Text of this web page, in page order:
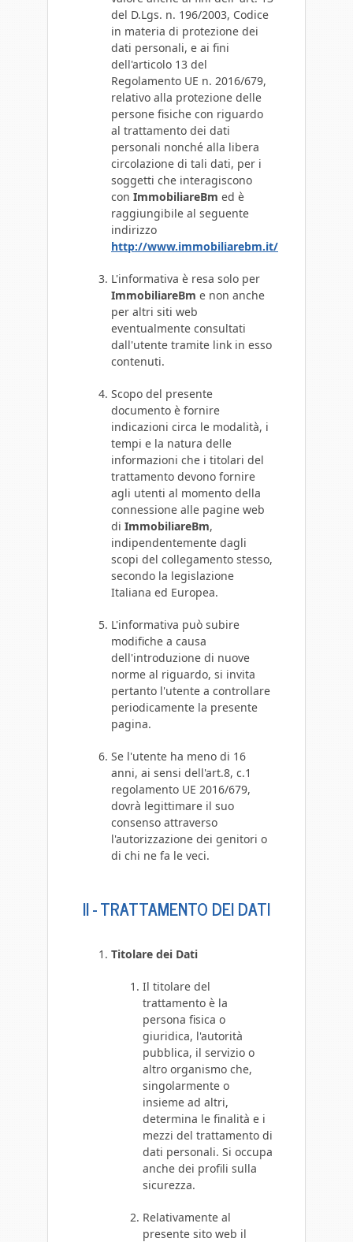
del D.Lgs. n. 196/2003, Codice
in materia di protezione dei
dati personali, e ai fini
dell'articolo 13 del
Regolamento UE n. 2016/679,
relativo alla protezione delle
persone fisiche con riguardo
al trattamento dei dati
personali nonché alla libera
circolazione di tali dati, per i
soggetti che interagiscono
con ImmobiliareBm ed è
raggiungibile al seguente
indirizzo
http://www.immobiliarebm.it/
L'informativa è resa solo per
ImmobiliareBm e non anche
per altri siti web
eventualmente consultati
dall'utente tramite link in esso
contenuti.
Scopo del presente
documento è fornire
indicazioni circa le modalità, i
tempi e la natura delle
informazioni che i titolari del
trattamento devono fornire
agli utenti al momento della
connessione alle pagine web
di ImmobiliareBm,
indipendentemente dagli
scopi del collegamento stesso,
secondo la legislazione
Italiana ed Europea.
L'informativa può subire
modifiche a causa
dell'introduzione di nuove
norme al riguardo, si invita
pertanto l'utente a controllare
periodicamente la presente
pagina.
Se l'utente ha meno di 16
anni, ai sensi dell'art.8, c.1
regolamento UE 2016/679,
dovrà legittimare il suo
consenso attraverso
l'autorizzazione dei genitori o
di chi ne fa le veci.
II - TRATTAMENTO DEI DATI
Titolare dei Dati
Il titolare del
trattamento è la
persona fisica o
giuridica, l'autorità
pubblica, il servizio o
altro organismo che,
singolarmente o
insieme ad altri,
determina le finalità e i
mezzi del trattamento di
dati personali. Si occupa
anche dei profili sulla
sicurezza.
Relativamente al
presente sito web il